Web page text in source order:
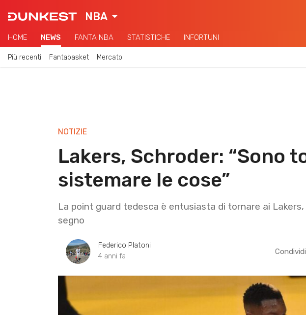
NBA
HOME NEWS FANTA NBA STATISTICHE INFORTUNI
Più recenti Fantabasket Mercato
NOTIZIE
Lakers, Schroder: “Sono
sistemare le cose”
La point guard tedesca è entusiasta di tornare ai
segno
Federico Platoni
4 anni fa